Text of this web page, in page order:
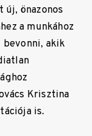
új, önazonos
a munkához
akik
Krisztina
is.